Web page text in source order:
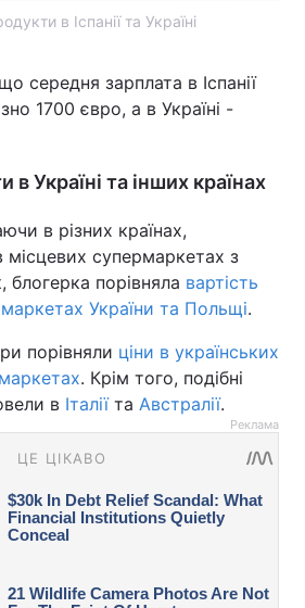
в Іспанії та Україні
середня зарплата в Іспанії
1700 євро, а в Україні -
в Україні та інших країнах
в різних країнах,
місцевих супермаркетах з
блогерка порівняла вартість
України та Польщі.
порівняли ціни в українських
. Крім того, подібні
в Італіїта Австралії.
Реклама